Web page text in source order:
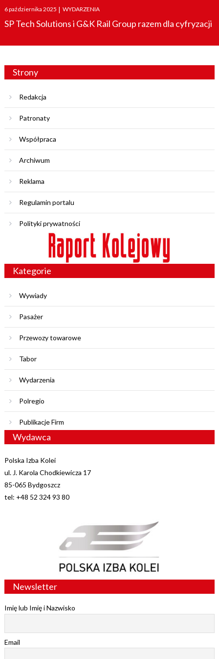
Posted
on
6 października 2025 | WYDARZENIA
SP Tech Solutions i G&K Rail Group razem dla cyfryzacji
Strony
Redakcja
Patronaty
Współpraca
Archiwum
Reklama
Regulamin portalu
Polityki prywatności
Kategorie
Wywiady
Pasażer
Przewozy towarowe
Tabor
Wydarzenia
Polregio
Publikacje Firm
Wydawca
Polska Izba Kolei
ul. J. Karola Chodkiewicza 17
85-065 Bydgoszcz
tel: +48 52 324 93 80
Newsletter
Imię lub Imię i Nazwisko
Email